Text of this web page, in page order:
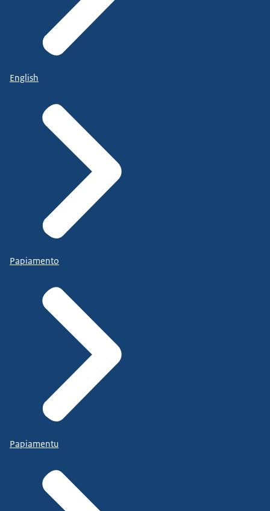
English
Papiamento
Papiamentu